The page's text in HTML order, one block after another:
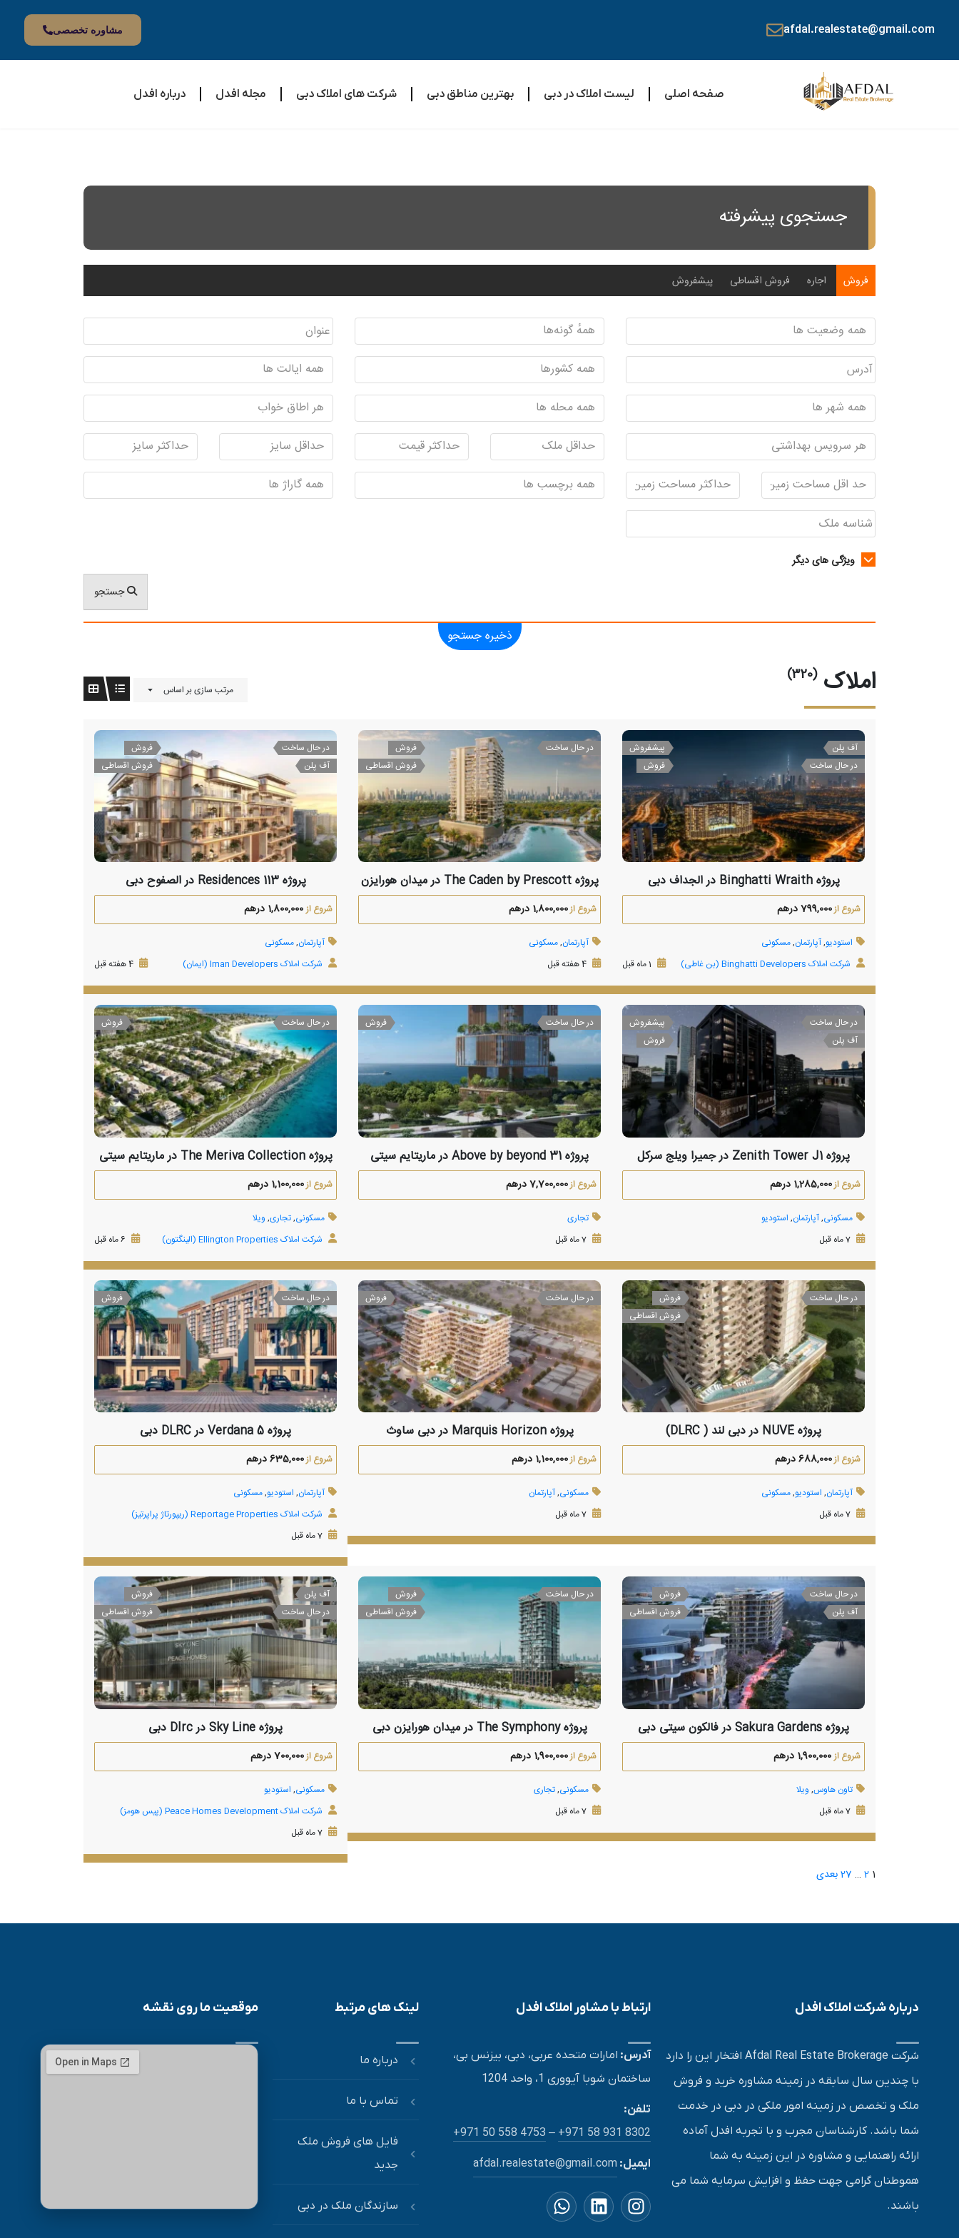
afdal.realestate@gmail.com مشاوره تخصصی
صفحه اصلی لیست املاک در دبی بهترین مناطق دبی شرکت های املاک دبی مجله افدل درباره افدل
جستجوی پیشرفته
فروش اجاره فروش اقساطی پیشفروش
ویژگی های دیگر
جستجو
ذخیره جستجو
املاک(320)
مرتب سازی بر اساس
در حال ساخت
آف پلن
فروش
فروش اقساطی
پروژه 113 Residences در الصفوح دبی
شروع از1,800,000 درهم
آپارتمان,مسکونی
شرکت املاک Iman Developers‎ (ایمان)
در حال ساخت
فروش
فروش اقساطی
پروژه The Caden by Prescott در میدان هورایزن
شروع از1,800,000 درهم
آپارتمان,مسکونی
آف پلن
در حال ساخت
پیشفروش
فروش
پروژه Binghatti Wraith در الجداف دبی
شروع از799,000 درهم
استودیو,آپارتمان,مسکونی
شرکت املاک Binghatti Developers (بن غاطی)
در حال ساخت فروش
پروژه The Meriva Collection در ماریتایم سیتی
شروع از1,100,000 درهم
مسکونی,تجاری, ویلا
شرکت املاک Ellington Properties (الینگتون)
در حال ساخت فروش
پروژه 31 Above by beyond در ماریتایم سیتی
شروع از7,700,000 درهم
تجاری
در حال ساخت
آف پلن
پیشفروش
فروش
پروژه Zenith Tower J1 در جمیرا ویلج سرکل
شروع از1,285,000 درهم
مسکونی,آپارتمان, استودیو
در حال ساخت فروش
پروژه Verdana 5 در DLRC دبی
شروع از635,000 درهم
آپارتمان, استودیو,مسکونی
شرکت املاک Reportage Properties (ریپورتاژ پراپرتیز)
در حال ساخت فروش
پروژه Marquis Horizon در دبی ساوث
شروع از1,100,000 درهم
مسکونی,آپارتمان
در حال ساخت
فروش
فروش اقساطی
پروژه NUVÉ در دبی لند ( DLRC)
شزوع از688,000 درهم
آپارتمان, استودیو,مسکونی
آف پلن
در حال ساخت
فروش
فروش اقساطی
پروژه Sky Line در Dlrc دبی
شروع از700,000 درهم
مسکونی, استودیو
شرکت املاک Peace Homes Development (پیس هومز)
در حال ساخت
فروش
فروش اقساطی
پروژه The Symphony در میدان هورایزن دبی
شروع از1,900,000 درهم
مسکونی,تجاری
در حال ساخت
آف پلن
فروش
فروش اقساطی
پروژه Sakura Gardens در فالکون سیتی دبی
شروع از1,900,000 درهم
تاون هاوس, ویلا
1
2
…
27بعدی
درباره شرکت املاک افدل
شرکت Afdal Real Estate Brokerage افتخار این را دارد
با چندین سال سابقه در زمینه مشاوره خرید و فروش
ملک و تخصص در زمینه امور ملکی در دبی در خدمت
شما باشد. کارشناسان مجرب و با تجربه افدل آماده
ارائه راهنمایی و مشاوره در این زمینه به شما
هموطنان گرامی جهت حفظ و افزایش سرمایه شما می
باشند.
ارتباط با مشاور املاک افدل
آدرس: امارات متحده عربی، دبی، بیزنس بی،
ساختمان شوبا آیووری 1، واحد 1204
تلفن:
+971 50 558 4753 – +971 58 931 8302
ایمیل: afdal.realestate@gmail.com
لینک های مرتبط
درباره ما
تماس با ما
فایل های فروش ملک
جدید
سازندگان ملک در دبی
موقعیت ما روی نقشه